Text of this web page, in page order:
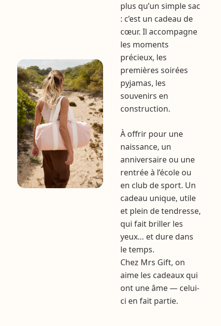
plus qu’un simple sac
: c’est un cadeau de
cœur. Il accompagne
les moments
précieux, les
premières soirées
pyjamas, les
souvenirs en
construction.
À offrir pour une
naissance, un
anniversaire ou une
rentrée à l’école ou
en club de sport. Un
cadeau unique, utile
et plein de tendresse,
qui fait briller les
yeux… et dure dans
le temps.
Chez Mrs Gift, on
aime les cadeaux qui
ont une âme — celui-
ci en fait partie.